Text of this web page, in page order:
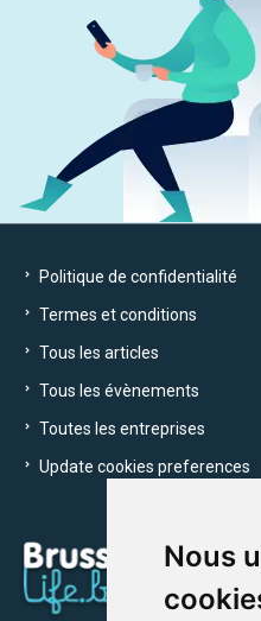
Nous
Politique de confidentialité
Termes et conditions
Tous les articles
Tous les évènements
Toutes les entreprises
Update cookies preferences